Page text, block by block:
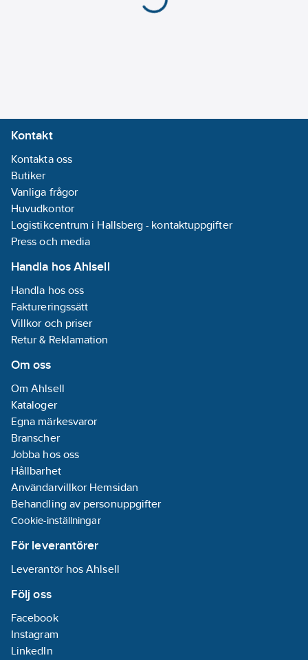
Kontakt
Kontakta oss
Butiker
Vanliga frågor
Huvudkontor
Logistikcentrum i Hallsberg - kontaktuppgifter
Press och media
Handla hos Ahlsell
Handla hos oss
Faktureringssätt
Villkor och priser
Retur & Reklamation
Om oss
Om Ahlsell
Kataloger
Egna märkesvaror
Branscher
Jobba hos oss
Hållbarhet
Användarvillkor Hemsidan
Behandling av personuppgifter
Cookie-inställningar
För leverantörer
Leverantör hos Ahlsell
Följ oss
Facebook
Instagram
LinkedIn